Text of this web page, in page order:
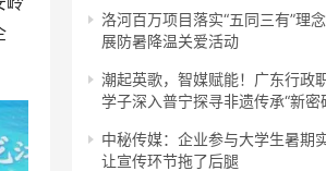
洛河百万项目落实“五同三有”理
展防暑降温关爱活动
潮起英歌，智媒赋能！广东行政
学子深入普宁探寻非遗传承“新密
中秘传媒：企业参与大学生暑期
让宣传环节拖了后腿